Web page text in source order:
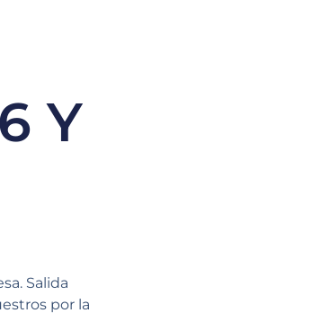
Y
Salida
por la